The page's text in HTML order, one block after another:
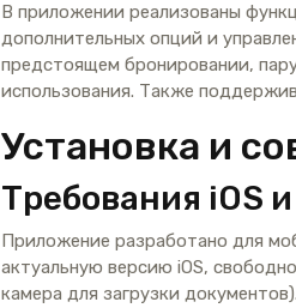
В приложении реализованы
дополнительных опций и
предстоящем бронировании,
использования. Также
Установка и
Требования iOS
Приложение разработано для
актуальную версию iOS,
камера для загрузки